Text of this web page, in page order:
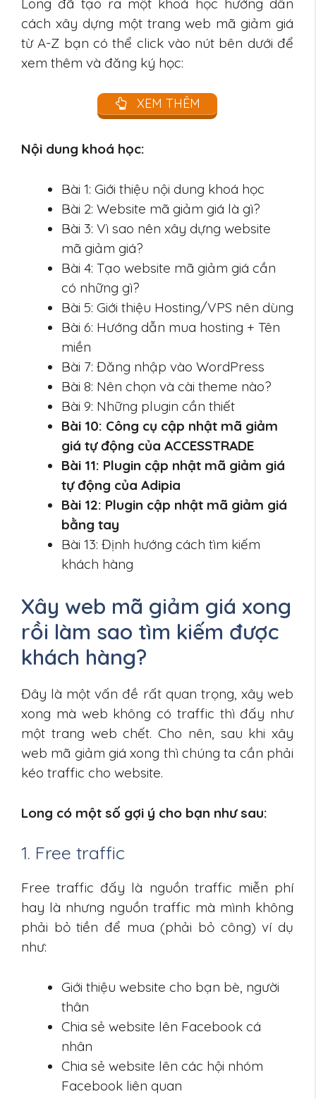
Long đã tạo ra một khoá học hướng dẫn
cách xây dựng một trang web mã giảm giá
từ A-Z bạn có thể click vào nút bên dưới để
xem thêm và đăng ký học:
XEM THÊM
Nội dung khoá học:
Bài 1: Giới thiệu nội dung khoá học
Bài 2: Website mã giảm giá là gì?
Bài 3: Vì sao nên xây dựng website
mã giảm giá?
Bài 4: Tạo website mã giảm giá cần
có những gì?
Bài 5: Giới thiệu Hosting/VPS nên dùng
Bài 6: Hướng dẫn mua hosting + Tên
miền
Bài 7: Đăng nhập vào WordPress
Bài 8: Nên chọn và cài theme nào?
Bài 9: Những plugin cần thiết
Bài 10: Công cụ cập nhật mã giảm
giá tự động của ACCESSTRADE
Bài 11: Plugin cập nhật mã giảm giá
tự động của Adipia
Bài 12: Plugin cập nhật mã giảm giá
bằng tay
Bài 13: Định hướng cách tìm kiếm
khách hàng
Xây web mã giảm giá xong
rồi làm sao tìm kiếm được
khách hàng?
Đây là một vấn đề rất quan trọng, xây web
xong mà web không có traffic thì đấy như
một trang web chết. Cho nên, sau khi xây
web mã giảm giá xong thì chúng ta cần phải
kéo traffic cho website.
Long có một số gợi ý cho bạn như sau:
1. Free traffic
Free traffic đấy là nguồn traffic miễn phí
hay là nhưng nguồn traffic mà mình không
phải bỏ tiền để mua (phải bỏ công) ví dụ
như:
Giới thiệu website cho bạn bè, người
thân
Chia sẻ website lên Facebook cá
nhân
Chia sẻ website lên các hội nhóm
Facebook liên quan